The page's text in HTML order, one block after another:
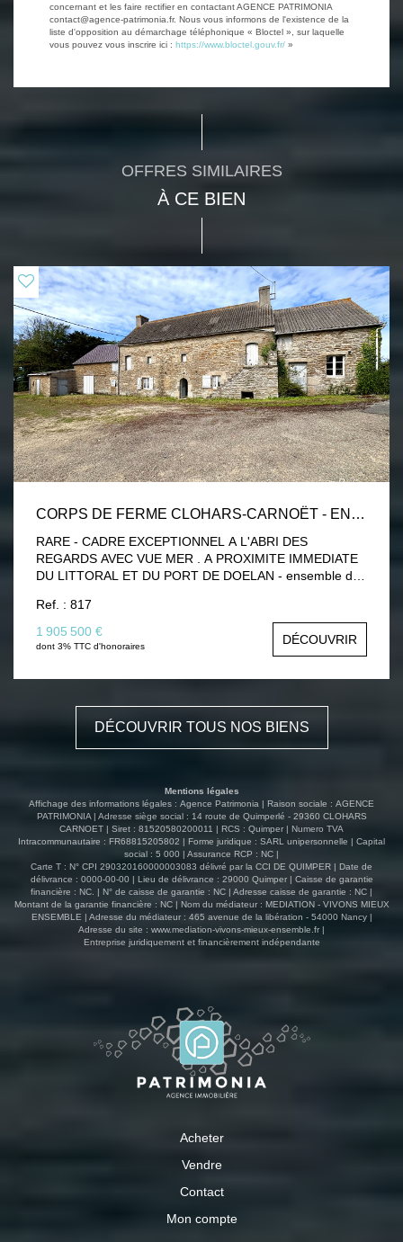
concernant et les faire rectifier en contactant AGENCE PATRIMONIA
contact@agence-patrimonia.fr. Nous vous informons de l'existence de la
liste d'opposition au démarchage téléphonique « Bloctel », sur laquelle
vous pouvez vous inscrire ici : https://www.bloctel.gouv.fr/ »
OFFRES SIMILAIRES
À CE BIEN
CORPS DE FERME CLOHARS-CARNOËT - ENSEMBLE DE BÂTIMENTS.
RARE - CADRE EXCEPTIONNEL A L'ABRI DES
REGARDS AVEC VUE MER . A PROXIMITE IMMEDIATE
DU LITTORAL ET DU PORT DE DOELAN - ensemble de
maison principale à moderniser disposant d'une entrée
avec couloir de dégagement, cuisine, salon-séjour salle à
manger, wc, chambre et salle de bains. A l' étage : palier,
3 chambres, salle de bains avec WC, grenier. Sous-sol
complet. A réhabiliter : - Une ancienne cidrerie (58m²) en
attenantes . - Un bâtiment de 135m² (ancienne étable)
avec hangar attenant de 192m² . Le tout sur 93 700m²
pour un projet d'habitation ou de gites. Il est possible de
créer un lieu de vie unique. A VISITER!
Ref. : 817
1 905 500 €
dont 3% TTC d'honoraires DÉCOUVRIR
DÉCOUVRIR TOUS NOS BIENS
Mentions légales
Affichage des informations légales : Agence Patrimonia | Raison sociale : AGENCE
PATRIMONIA | Adresse siège social : 14 route de Quimperlé - 29360 CLOHARS
CARNOET | Siret : 81520580200011 | RCS : Quimper | Numero TVA
Intracommunautaire : FR68815205802 | Forme juridique : SARL unipersonnelle | Capital
social : 5 000 | Assurance RCP : NC |
Carte T : N° CPI 290320160000003083 délivré par la CCI DE QUIMPER | Date de
délivrance : 0000-00-00 | Lieu de délivrance : 29000 Quimper | Caisse de garantie
financière : NC. | N° de caisse de garantie : NC | Adresse caisse de garantie : NC |
Montant de la garantie financière : NC | Nom du médiateur : MEDIATION - VIVONS MIEUX
ENSEMBLE | Adresse du médiateur : 465 avenue de la libération - 54000 Nancy |
Adresse du site : www.mediation-vivons-mieux-ensemble.fr|
Entreprise juridiquement et financièrement indépendante
Acheter
Vendre
Contact
Mon compte